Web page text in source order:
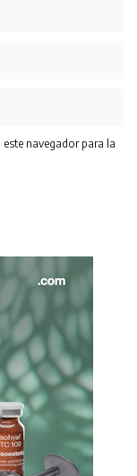
navegador para la